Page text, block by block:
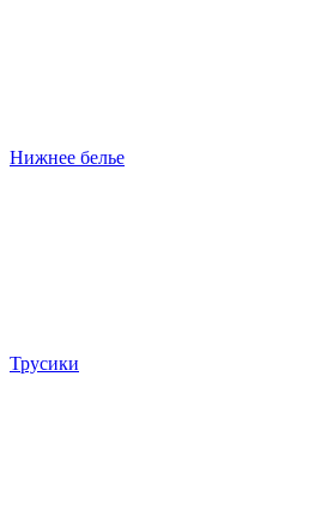
Нижнее белье
Трусики